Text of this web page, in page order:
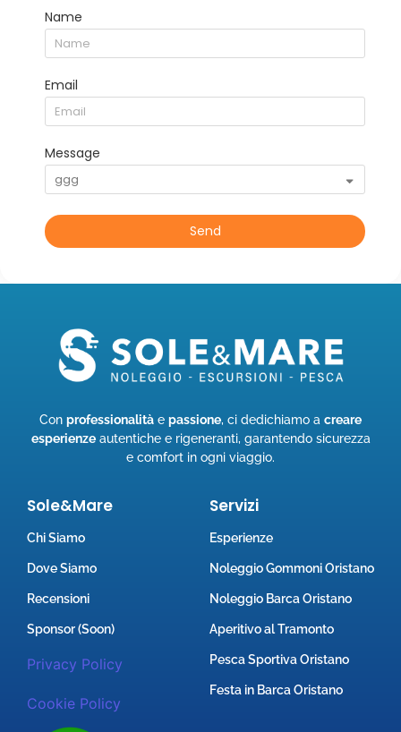
Name
Email
Message
Send
Con professionalità e passione, ci dedichiamo a creare
esperienzeautentiche e rigeneranti, garantendo sicurezza
e comfort in ogni viaggio.
Sole&Mare
Chi Siamo
Dove Siamo
Recensioni
Sponsor (Soon)
Privacy Policy
Cookie Policy
Servizi
Esperienze
Noleggio Gommoni Oristano
Noleggio Barca Oristano
Aperitivo al Tramonto
Pesca Sportiva Oristano
Festa in Barca Oristano